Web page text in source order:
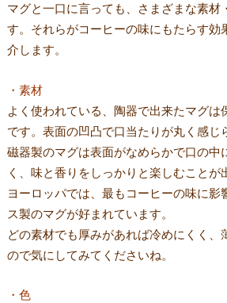
マグと一口に言っても、さまざまな素材
す。それらがコーヒーの味にもたらす効
介します。
・素材
よく使われている、陶器で出来たマグは
です。表面の凹凸で口当たりが丸く感じ
磁器製のマグは表面がなめらかで口の中
く、味と香りをしっかりと楽しむことが
ヨーロッパでは、最もコーヒーの味に影
ス製のマグが好まれています。
どの素材でも厚みがあれば冷めにくく、
ので気にしてみてくださいね。
・色